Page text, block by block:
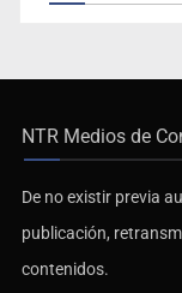
NTR Medios de
De no existir previa
publicación,
contenidos.